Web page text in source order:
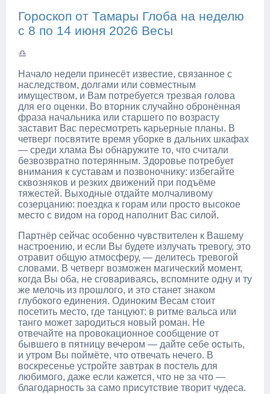
Гороскоп от Тамары Глоба на неделю
с 8 по 14 июня 2026 Весы
♎
Начало недели принесёт известие, связанное с
наследством, долгами или совместным
имуществом, и Вам потребуется трезвая голова
для его оценки. Во вторник случайно обронённая
фраза начальника или старшего по возрасту
заставит Вас пересмотреть карьерные планы. В
четверг посвятите время уборке в дальних шкафах
— среди хлама Вы обнаружите то, что считали
безвозвратно потерянным. Здоровье потребует
внимания к суставам и позвоночнику: избегайте
сквозняков и резких движений при подъёме
тяжестей. Выходные отдайте молчаливому
созерцанию: поездка к горам или просто высокое
место с видом на город наполнит Вас силой.
Партнёр сейчас особенно чувствителен к Вашему
настроению, и если Вы будете излучать тревогу, это
отравит общую атмосферу, — делитесь тревогой
словами. В четверг возможен магический момент,
когда Вы оба, не сговариваясь, вспомните одну и ту
же мелочь из прошлого, и это станет знаком
глубокого единения. Одиноким Весам стоит
посетить место, где танцуют: в ритме вальса или
танго может зародиться новый роман. Не
отвечайте на провокационное сообщение от
бывшего в пятницу вечером — дайте себе остыть,
и утром Вы поймёте, что отвечать нечего. В
воскресенье устройте завтрак в постель для
любимого, даже если кажется, что не за что —
благодарность за само присутствие творит чудеса.